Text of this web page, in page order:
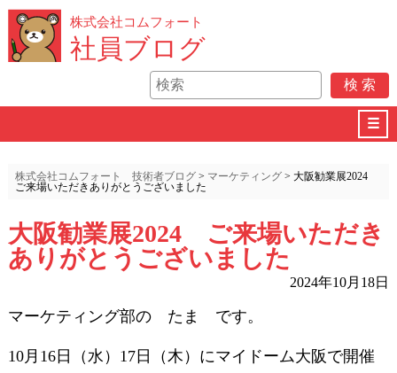
株式会社コムフォート
社員ブログ
☰
株式会社コムフォート 技術者ブログ> マーケティング> 大阪勧業展2024
ご来場いただきありがとうございました
大阪勧業展2024 ご来場いただき
ありがとうございました
2024年10月18日
マーケティング部の たま です。
10月16日（水）17日（木）にマイドーム大阪で開催